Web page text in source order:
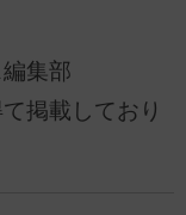
集部
掲載しており